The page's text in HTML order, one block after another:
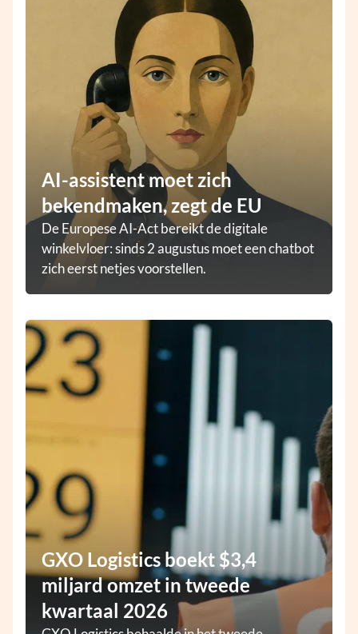
AI-assistent moet zich
bekendmaken, zegt de EU
De Europese AI-Act bereikt de digitale
winkelvloer: sinds 2 augustus moet een chatbot
zich eerst netjes voorstellen.
GXO Logistics boekt $3,4
miljard omzet in tweede
kwartaal 2026